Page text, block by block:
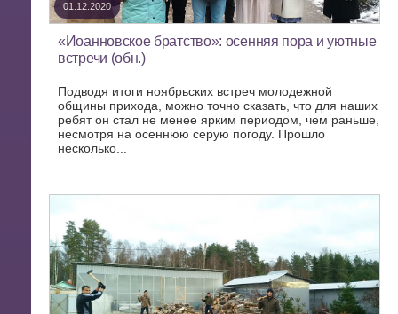
01.12.2020
«Иоанновское братство»: осенняя пора и уютные
встречи (обн.)
Подводя итоги ноябрьских встреч молодежной
общины прихода, можно точно сказать, что для наших
ребят он стал не менее ярким периодом, чем раньше,
несмотря на осеннюю серую погоду. Прошло
несколько...